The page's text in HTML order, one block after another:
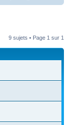
9 sujets • Page 1 sur 1